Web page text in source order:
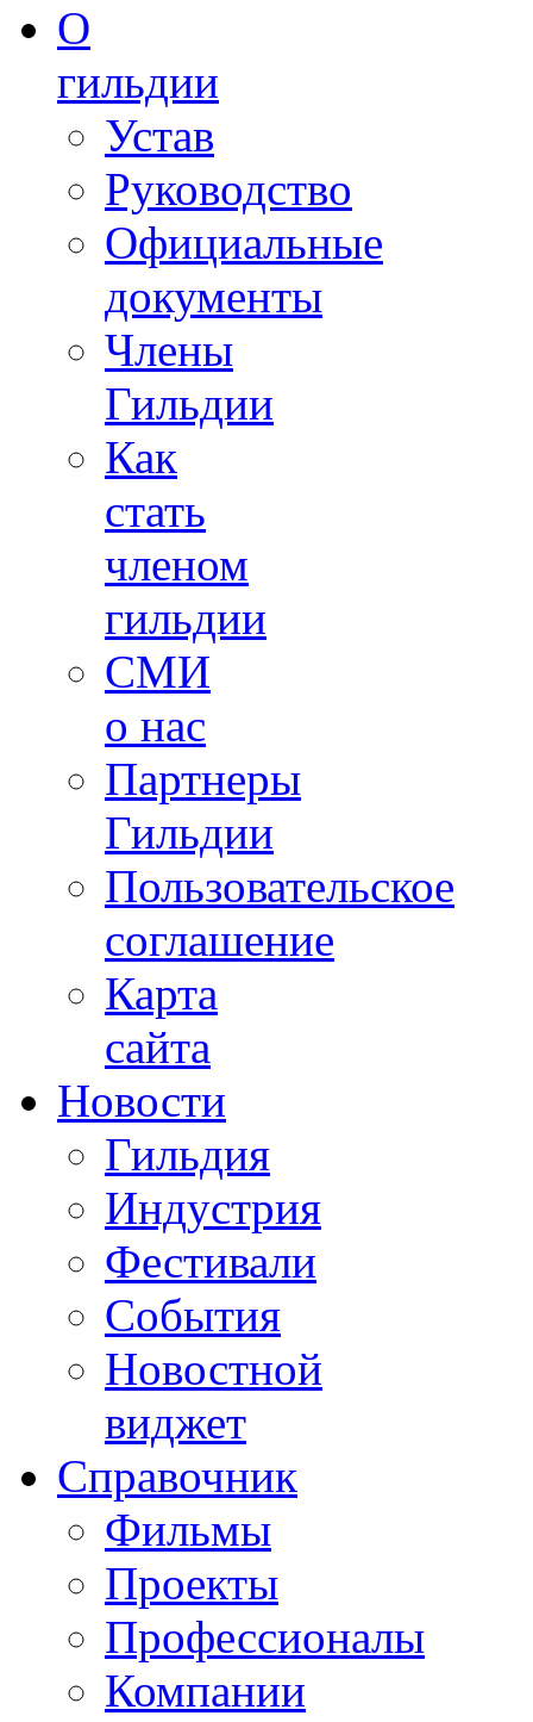
О
гильдии
Устав
Руководство
Официальные
документы
Члены
Гильдии
Как
стать
членом
гильдии
СМИ
о нас
Партнеры
Гильдии
Пользовательское
соглашение
Карта
сайта
Новости
Гильдия
Индустрия
Фестивали
События
Новостной
виджет
Справочник
Фильмы
Проекты
Профессионалы
Компании